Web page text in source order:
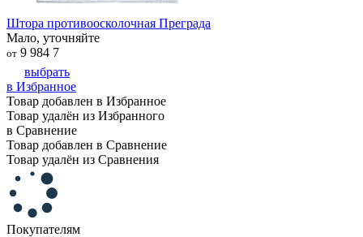
Штора противоосколочная Преграда
Мало, уточняйте
от 9 984 7
выбрать
в Избранное
Товар добавлен в Избранное
Товар удалён из Избранного
в Сравнение
Товар добавлен в Сравнение
Товар удалён из Сравнения
Покупателям